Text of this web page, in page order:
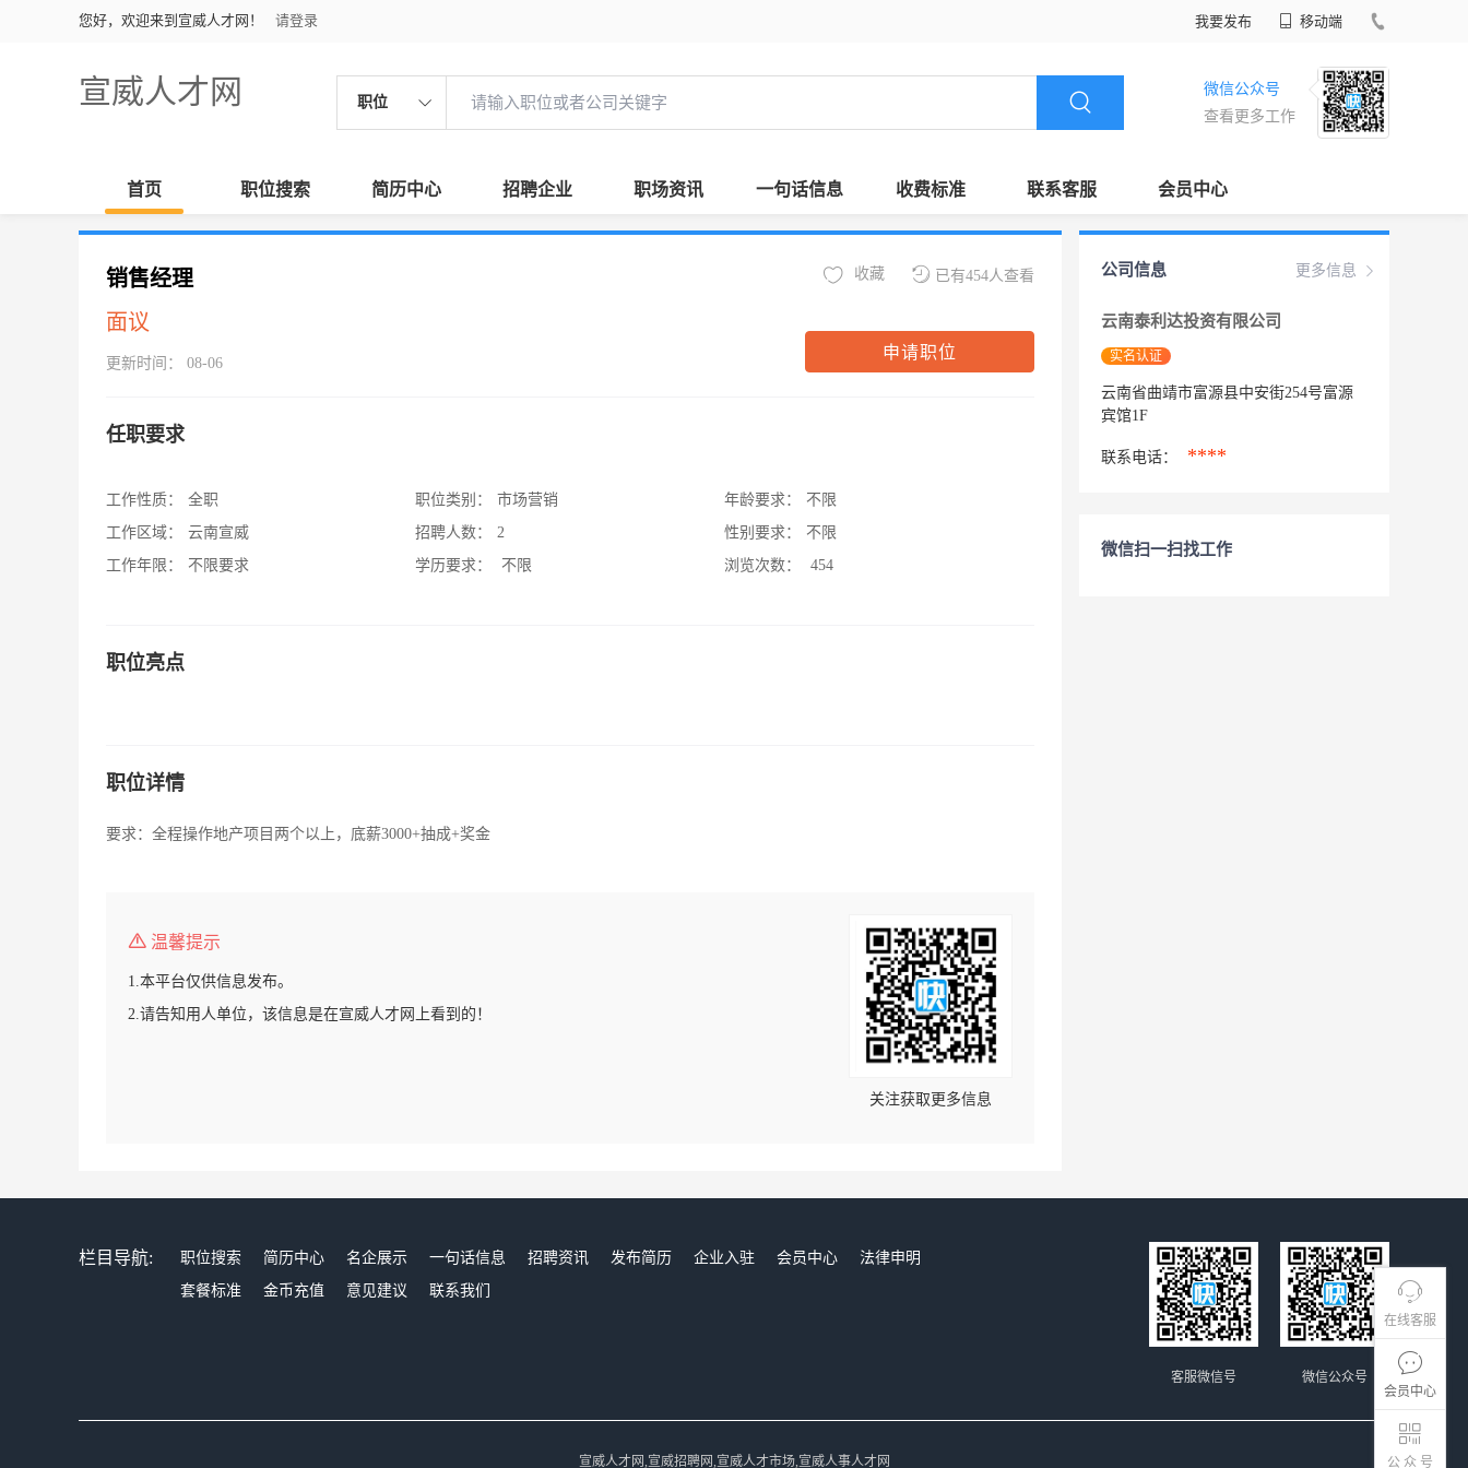
您好，欢迎来到宣威人才网！ 请登录 我要发布 移动端
宣威人才网 职位
微信公众号
查看更多工作
首页 职位搜索 简历中心 招聘企业 职场资讯 一句话信息 收费标准 联系客服 会员中心
在线客服
会员中心
公 众 号
销售经理
面议
更新时间： 08-06
已有454人查看
收藏
申请职位
任职要求
工作性质：
全职
工作区域：
云南宣威
工作年限：
不限要求
职位类别：
市场营销
招聘人数：
2
学历要求：
不限
年龄要求：
不限
性别要求：
不限
浏览次数：
454
职位亮点
职位详情
要求：全程操作地产项目两个以上，底薪3000+抽成+奖金
温馨提示
1.本平台仅供信息发布。
2.请告知用人单位，该信息是在宣威人才网上看到的！
关注获取更多信息
更多信息
公司信息
云南泰利达投资有限公司
实名认证
云南省曲靖市富源县中安街254号富源
宾馆1F
联系电话： ****
微信扫一扫找工作
栏目导航: 职位搜索 简历中心 名企展示 一句话信息 招聘资讯 发布简历 企业入驻 会员中心
法律申明
套餐标准
金币充值 意见建议 联系我们
微信公众号
客服微信号
宣威人才网,宣威招聘网,宣威人才市场,宣威人事人才网